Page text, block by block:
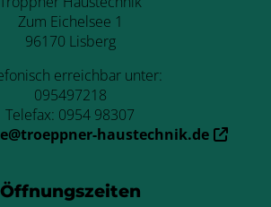
Zum Eichelsee 1
96170 Lisberg
erreichbar unter:
095497218
Telefax: 0954 98307
haustechnik.de
Öffnungszeiten